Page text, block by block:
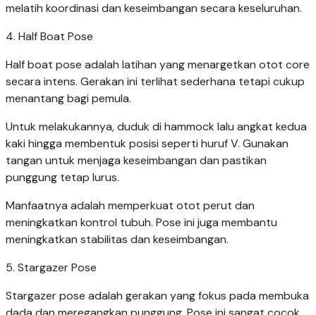
melatih koordinasi dan keseimbangan secara keseluruhan.
4. Half Boat Pose
Half boat pose adalah latihan yang menargetkan otot core
secara intens. Gerakan ini terlihat sederhana tetapi cukup
menantang bagi pemula.
Untuk melakukannya, duduk di hammock lalu angkat kedua
kaki hingga membentuk posisi seperti huruf V. Gunakan
tangan untuk menjaga keseimbangan dan pastikan
punggung tetap lurus.
Manfaatnya adalah memperkuat otot perut dan
meningkatkan kontrol tubuh. Pose ini juga membantu
meningkatkan stabilitas dan keseimbangan.
5. Stargazer Pose
Stargazer pose adalah gerakan yang fokus pada membuka